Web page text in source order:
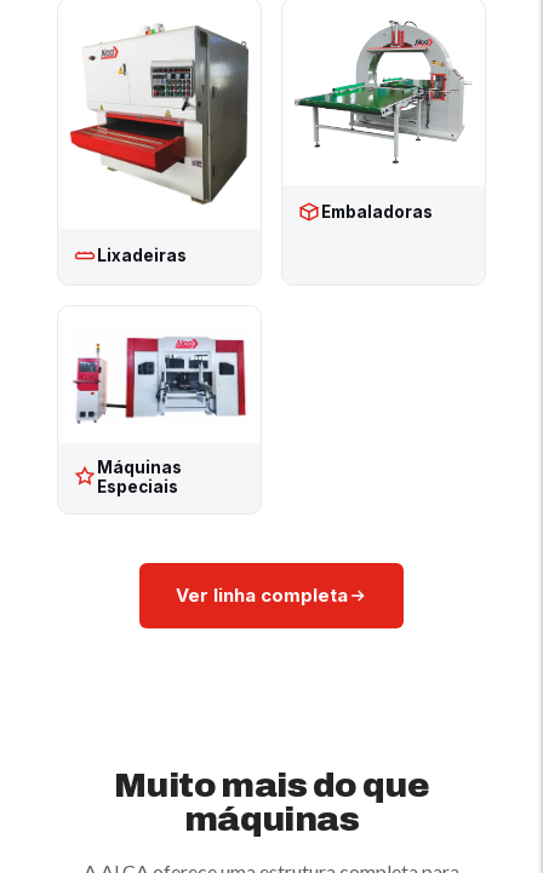
Lixadeiras
Embaladoras
Máquinas
Especiais
Ver linha completa
Muito mais do que
máquinas